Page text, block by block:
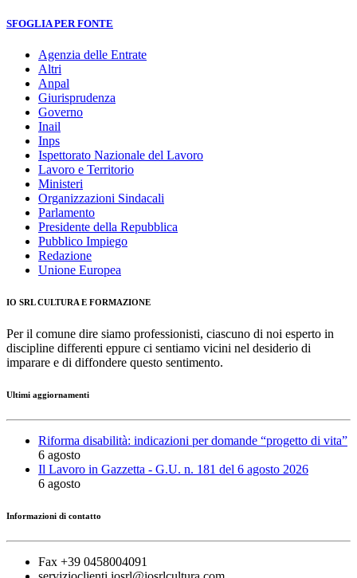
SFOGLIA PER FONTE
Agenzia delle Entrate
Altri
Anpal
Giurisprudenza
Governo
Inail
Inps
Ispettorato Nazionale del Lavoro
Lavoro e Territorio
Ministeri
Organizzazioni Sindacali
Parlamento
Presidente della Repubblica
Pubblico Impiego
Redazione
Unione Europea
IO SRL CULTURA E FORMAZIONE
Per il comune dire siamo professionisti, ciascuno di noi esperto in
discipline differenti eppure ci sentiamo vicini nel desiderio di
imparare e di diffondere questo sentimento.
Ultimi aggiornamenti
Riforma disabilità: indicazioni per domande “progetto di vita”
6 agosto
Il Lavoro in Gazzetta - G.U. n. 181 del 6 agosto 2026
6 agosto
Informazioni di contatto
Fax +39 0458004091